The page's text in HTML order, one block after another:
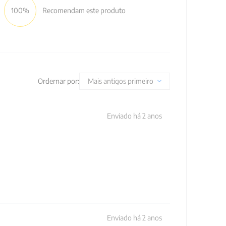
100% Recomendam este produto
Ordernar por: Mais antigos primeiro
Enviado há 2 anos
Enviado há 2 anos